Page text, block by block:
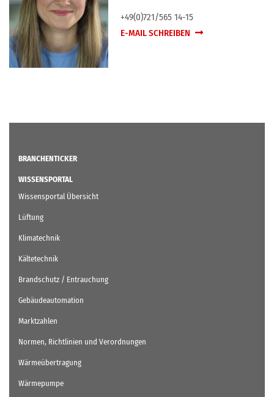
+49(0)721/565 14-15
E-MAIL SCHREIBEN
BRANCHENTICKER
WISSENSPORTAL
Wissensportal Übersicht
Lüftung
Klimatechnik
Kältetechnik
Brandschutz / Entrauchung
Gebäudeautomation
Marktzahlen
Normen, Richtlinien und Verordnungen
Wärmeübertragung
Wärmepumpe